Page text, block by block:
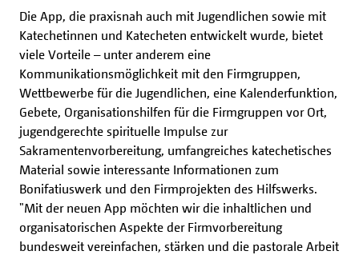
Die App, die praxisnah auch mit Jugendlichen sowie mit
Katechetinnen und Katecheten entwickelt wurde, bietet
viele Vorteile – unter anderem eine
Kommunikationsmöglichkeit mit den Firmgruppen,
Wettbewerbe für die Jugendlichen, eine Kalenderfunktion,
Gebete, Organisationshilfen für die Firmgruppen vor Ort,
jugendgerechte spirituelle Impulse zur
Sakramentenvorbereitung, umfangreiches katechetisches
Material sowie interessante Informationen zum
Bonifatiuswerk und den Firmprojekten des Hilfswerks.
"Mit der neuen App möchten wir die inhaltlichen und
organisatorischen Aspekte der Firmvorbereitung
bundesweit vereinfachen, stärken und die pastorale Arbeit